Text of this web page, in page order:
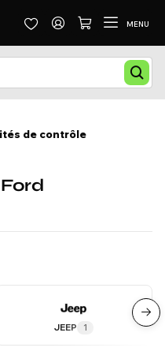
MENU
de contrôle
JEEP 1